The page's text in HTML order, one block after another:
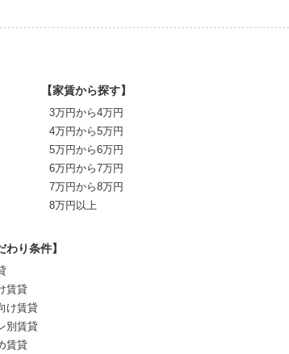
【家賃から探す】
3万円から4万円
4万円から5万円
5万円から6万円
6万円から7万円
7万円から8万円
8万円以上
わり条件】
賃貸
け賃貸
別賃貸
賃貸